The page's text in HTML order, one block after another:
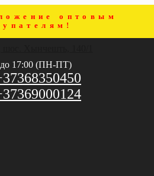
оптовым
17:00 (ПН-ПТ)